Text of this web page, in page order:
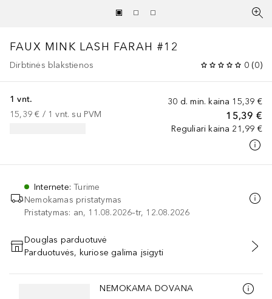
FAUX MINK LASH FARAH #12
Dirbtinės blakstienos 0 (0)
30 d. min. kaina 15,39 €
15,39 €
Reguliari kaina 21,99 €
1 vnt.
15,39 € / 1 vnt. su PVM
Internete:Turime
Nemokamas pristatymas
Pristatymas: an, 11.08.2026–tr, 12.08.2026
PRIDĖTI Į KREPŠELĮ
Douglas parduotuvė
Parduotuvės, kuriose galima įsigyti
Praleisti slankiklį
NEMOKAMA DOVANA